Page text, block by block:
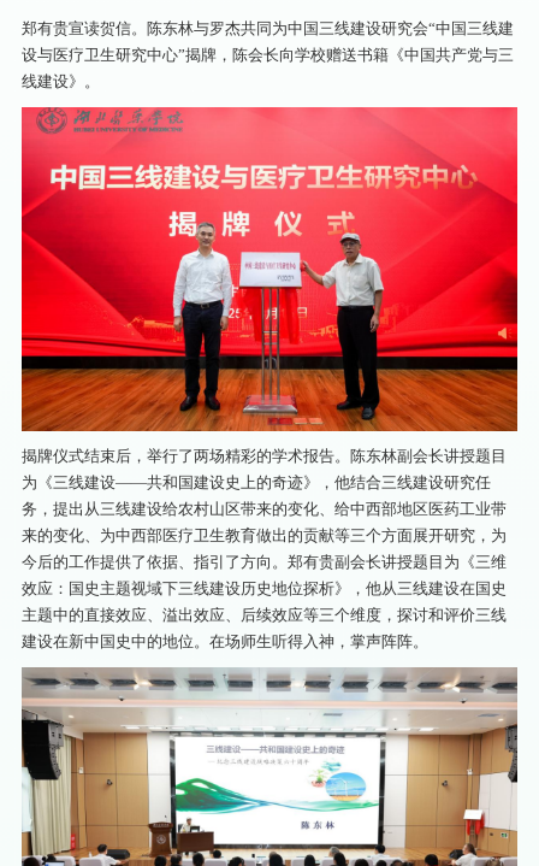
郑有贵宣读贺信。陈东林与罗杰共同为中国三线建设研究会“中国三线建
设与医疗卫生研究中心”揭牌，陈会长向学校赠送书籍《中国共产党与三
线建设》。
揭牌仪式结束后，举行了两场精彩的学术报告。陈东林副会长讲授题目
为《三线建设——共和国建设史上的奇迹》，他结合三线建设研究任
务，提出从三线建设给农村山区带来的变化、给中西部地区医药工业带
来的变化、为中西部医疗卫生教育做出的贡献等三个方面展开研究，为
今后的工作提供了依据、指引了方向。郑有贵副会长讲授题目为《三维
效应：国史主题视域下三线建设历史地位探析》，他从三线建设在国史
主题中的直接效应、溢出效应、后续效应等三个维度，探讨和评价三线
建设在新中国史中的地位。在场师生听得入神，掌声阵阵。